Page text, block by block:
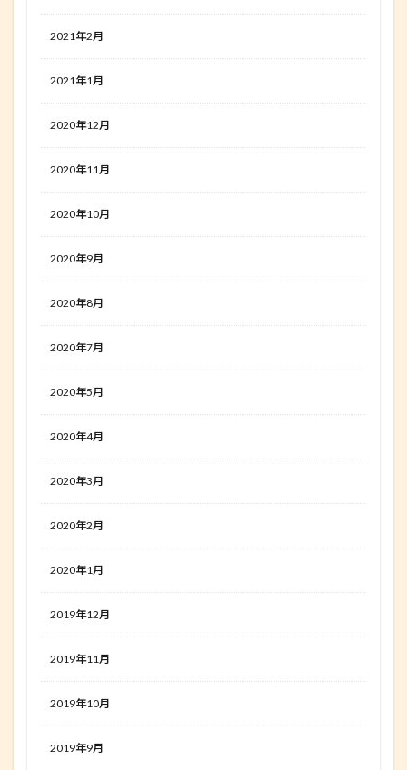
2021年2月
2021年1月
2020年12月
2020年11月
2020年10月
2020年9月
2020年8月
2020年7月
2020年5月
2020年4月
2020年3月
2020年2月
2020年1月
2019年12月
2019年11月
2019年10月
2019年9月